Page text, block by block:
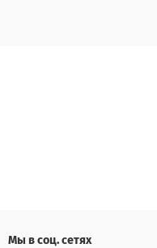
Мы в соц. сетях